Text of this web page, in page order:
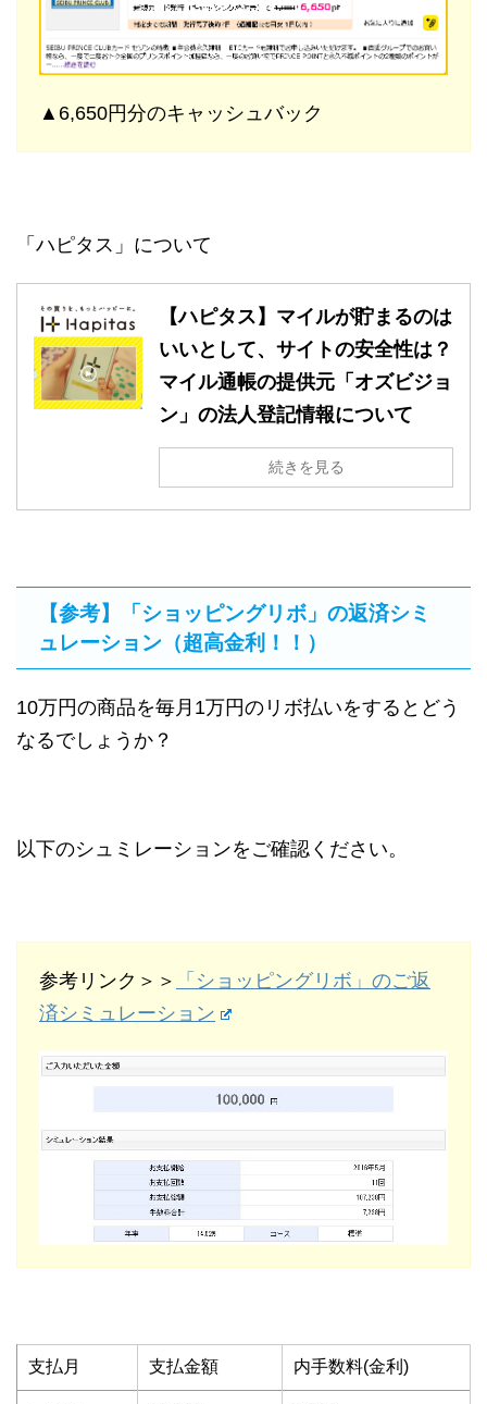
▲6,650円分のキャッシュバック
「ハピタス」について
【ハピタス】マイルが貯まるのは
いいとして、サイトの安全性は？
マイル通帳の提供元「オズビジョ
ン」の法人登記情報について
続きを見る
【参考】「ショッピングリボ」の返済シミ
ュレーション（超高金利！！）
10万円の商品を毎月1万円のリボ払いをするとどう
なるでしょうか？
以下のシュミレーションをご確認ください。
参考リンク＞＞
「ショッピングリボ」のご返
済シミュレーション
支払月 支払金額 内手数料(金利)